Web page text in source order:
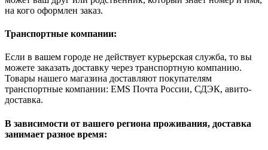
на кого оформлен заказ.
Транспортные компании:
Если в вашем городе не действует курьерская служба, то вы
можете заказать доставку через транспортную компанию.
Товары нашего магазина доставляют покупателям
транспортные компании: EMS Почта России, СДЭК, авито-
доставка.
В зависимости от вашего региона проживания, доставка
занимает разное время: